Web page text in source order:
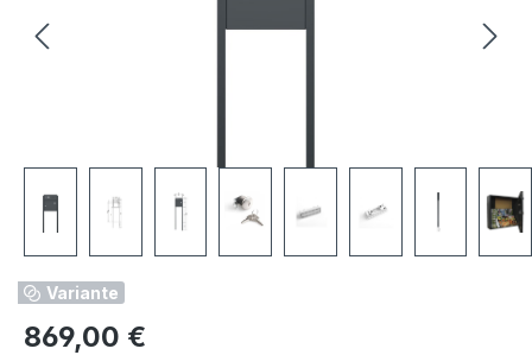
Variante
Regulärer Preis:
869,00 €